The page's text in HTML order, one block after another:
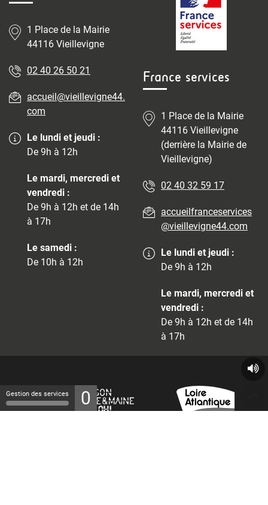
1 Place de la Mairie
44116 Vieillevigne
02 40 26 50 21
accueil@vieillevigne44.
com
Le lundi et jeudi :
De 9h à 12h
Le mardi, mercredi et
vendredi :
De 9h à 12h et de 14h
à 17h
Le samedi :
De 10h à 12h
France services
1 Place de la Mairie
44116 Vieillevigne
(derrière la Mairie de
Vieillevigne)
02 40 32 59 17
accueilfranceservices
@vieillevigne44.com
Le lundi et jeudi :
De 9h à 12h
Le mardi, mercredi et
vendredi :
De 9h à 12h et de 14h
à 17h
Gestion des services 0